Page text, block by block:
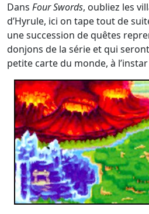
Dans Four Swords, oubliez les
d’Hyrule, ici on tape tout de
une succession de quêtes
donjons de la série et qui
petite carte du monde, à l’instar